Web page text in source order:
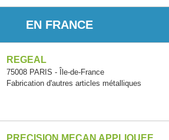
EN FRANCE
REGEAL
75008 PARIS - Île-de-France
Fabrication d'autres articles métalliques